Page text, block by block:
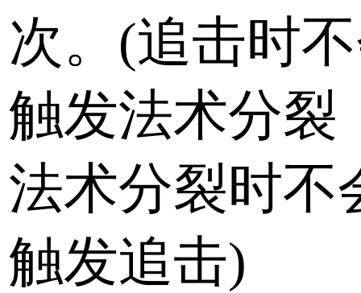
次。(追击时
触发法术分裂
法术分裂时不
触发追击)